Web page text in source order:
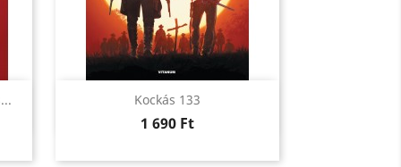
Kockás 133
Ár
1 690 Ft
Előnézet